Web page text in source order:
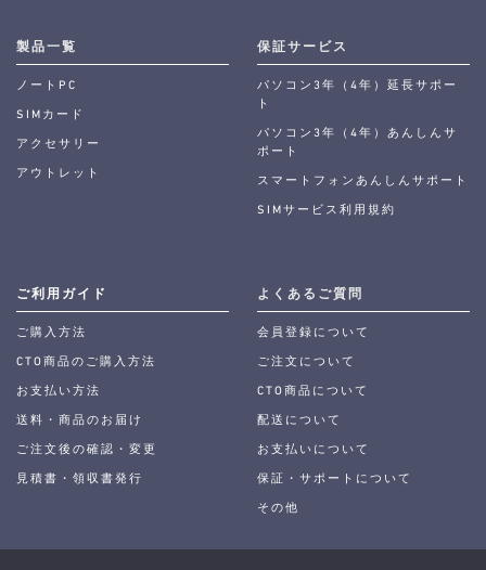
製品一覧
ノートPC
SIMカード
アクセサリー
アウトレット
保証サービス
パソコン3年（4年）延長サポー
ト
パソコン3年（4年）あんしんサ
ポート
スマートフォンあんしんサポート
SIMサービス利用規約
ご利用ガイド
ご購入方法
CTO商品のご購入方法
お支払い方法
送料・商品のお届け
ご注文後の確認・変更
見積書・領収書発行
よくあるご質問
会員登録について
ご注文について
CTO商品について
配送について
お支払いについて
保証・サポートについて
その他